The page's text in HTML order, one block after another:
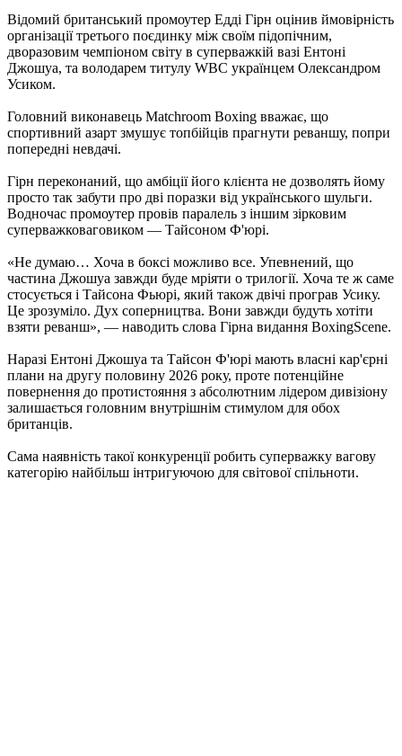
Відомий британський промоутер Едді Гірн оцінив ймовірність
організації третього поєдинку між своїм підопічним,
дворазовим чемпіоном світу в суперважкій вазі Ентоні
Джошуа, та володарем титулу WBC українцем Олександром
Усиком.
Головний виконавець Matchroom Boxing вважає, що
спортивний азарт змушує топбійців прагнути реваншу, попри
попередні невдачі.
Гірн переконаний, що амбіції його клієнта не дозволять йому
просто так забути про дві поразки від українського шульги.
Водночас промоутер провів паралель з іншим зірковим
суперважковаговиком — Тайсоном Ф'юрі.
«Не думаю… Хоча в боксі можливо все. Упевнений, що
частина Джошуа завжди буде мріяти о трилогії. Хоча те ж саме
стосується і Тайсона Фьюрі, який також двічі програв Усику.
Це зрозуміло. Дух соперництва. Вони завжди будуть хотіти
взяти реванш», — наводить слова Гірна видання BoxingScene.
Наразі Ентоні Джошуа та Тайсон Ф'юрі мають власні кар'єрні
плани на другу половину 2026 року, проте потенційне
повернення до протистояння з абсолютним лідером дивізіону
залишається головним внутрішнім стимулом для обох
британців.
Сама наявність такої конкуренції робить суперважку вагову
категорію найбільш інтригуючою для світової спільноти.